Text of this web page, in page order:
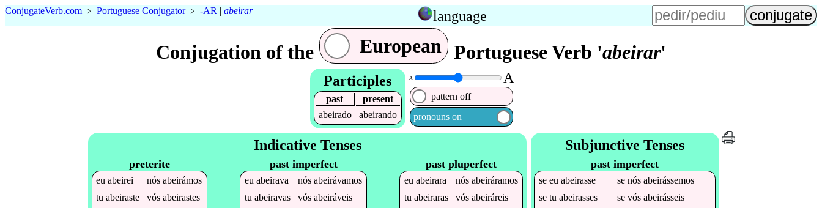
ConjugateVerb.com ﹥ Portuguese Conjugator﹥ -AR | abeirar language
Conjugation of the European Portuguese Verb 'abeirar'
Participles
past
present
abeirado
abeirando
A A
pattern off
pronouns on
Indicative Tenses
preterite
euabeirei nósabeirámos
tuabeiraste vósabeirastes
past imperfect
eu abeirava nós abeirávamos
tu abeiravas vós abeiráveis
past pluperfect
euabeirara nósabeiráramos
tuabeiraras vósabeiráreis
Subjunctive Tenses
past imperfect
seeuabeirasse senósabeirássemos
setuabeirasses sevósabeirásseis